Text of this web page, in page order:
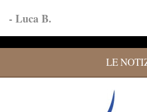
- Luca B.
LE